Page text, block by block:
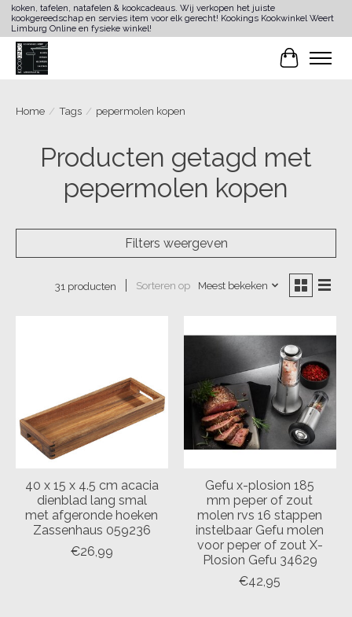
koken, tafelen, natafelen & kookcadeaus. Wij verkopen het juiste
kookgereedschap en servies item voor elk gerecht! Kookings Kookwinkel Weert
Limburg Online en fysieke winkel!
Home / Tags / pepermolen kopen
Producten getagd met
pepermolen kopen
Filters weergeven
31 producten Sorteren op Meest bekeken
40 x 15 x 4.5 cm acacia
dienblad lang smal
met afgeronde hoeken
Zassenhaus 059236
€26,99
Gefu x-plosion 185
mm peper of zout
molen rvs 16 stappen
instelbaar Gefu molen
voor peper of zout X-
Plosion Gefu 34629
€42,95